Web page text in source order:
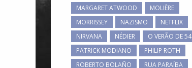
MARGARET ATWOOD
MOLIÈRE
MORRISSEY
NAZISMO
NETFLIX
NIRVANA
NÉDIER
O VERÃO DE 54
PATRICK MODIANO
PHILIP ROTH
ROBERTO BOLAÑO
RUA PARAÍBA